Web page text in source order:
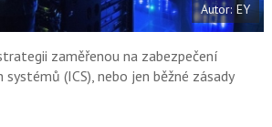
o
o
k
Autor: EY
zaměřenou na zabezpečení
(ICS), nebo jen běžné zásady